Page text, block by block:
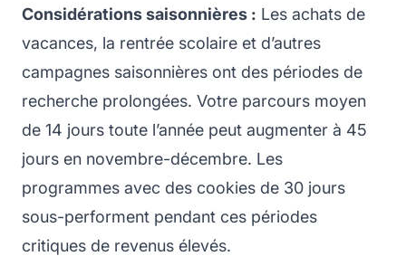
Considérations saisonnières : Les achats de
vacances, la rentrée scolaire et d’autres
campagnes saisonnières ont des périodes de
recherche prolongées. Votre parcours moyen
de 14 jours toute l’année peut augmenter à 45
jours en novembre-décembre. Les
programmes avec des cookies de 30 jours
sous-performent pendant ces périodes
critiques de revenus élevés.